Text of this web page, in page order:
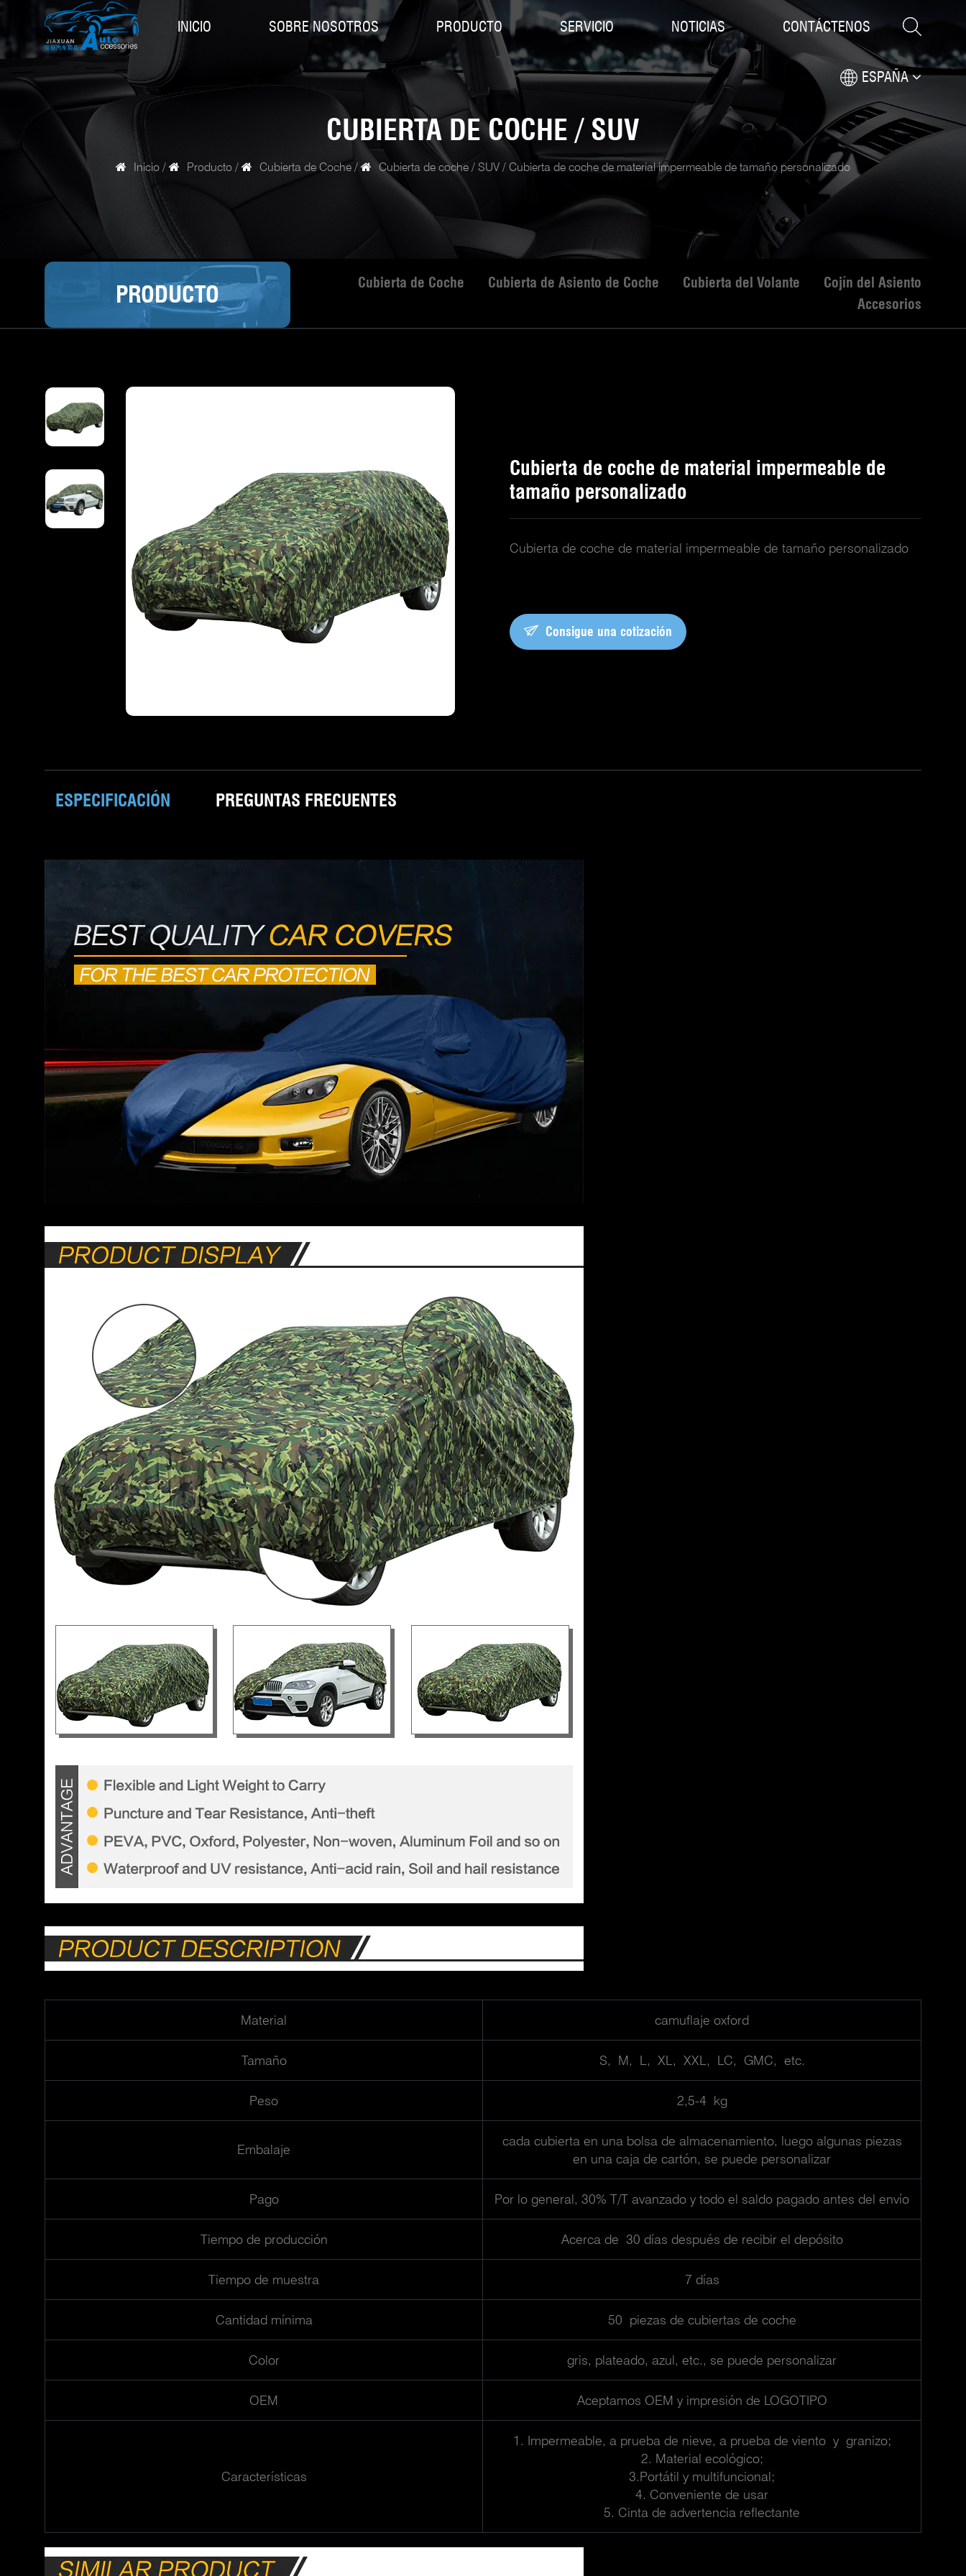
INICIO SOBRE NOSOTROS PRODUCTO SERVICIO NOTICIAS CONTÁCTENOS
ESPAÑA
CUBIERTA DE COCHE / SUV
Inicio / Producto / Cubierta de Coche / Cubierta de coche / SUV / Cubierta de coche de material impermeable de tamaño personalizado
PRODUCTO Cubierta de Coche Cubierta de Asiento de Coche Cubierta del Volante
Cojín del Asiento
Accesorios
Cubierta de coche de material impermeable de
tamaño personalizado
Cubierta de coche de material impermeable de tamaño personalizado
Consigue una cotización
ESPECIFICACIÓN PREGUNTAS FRECUENTES
Material camuflaje oxford
Tamaño S, M, L, XL, XXL, LC, GMC, etc.
Peso 2,5-4 kg
Embalaje
cada cubierta en una bolsa de almacenamiento, luego algunas piezas
en una caja de cartón, se puede personalizar
Pago Por lo general, 30% T/T avanzado y todo el saldo pagado antes del envío
Tiempo de producción Acerca de 30 días después de recibir el depósito
Tiempo de muestra 7 días
Cantidad mínima 50 piezas de cubiertas de coche
Color gris, plateado, azul, etc., se puede personalizar
OEM Aceptamos OEM y impresión de LOGOTIPO
Características
1. Impermeable, a prueba de nieve, a prueba de viento y granizo;
2. Material ecológico;
3.Portátil y multifuncional;
4. Conveniente de usar
5. Cinta de advertencia reflectante